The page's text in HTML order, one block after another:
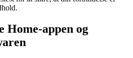
Home-appen og